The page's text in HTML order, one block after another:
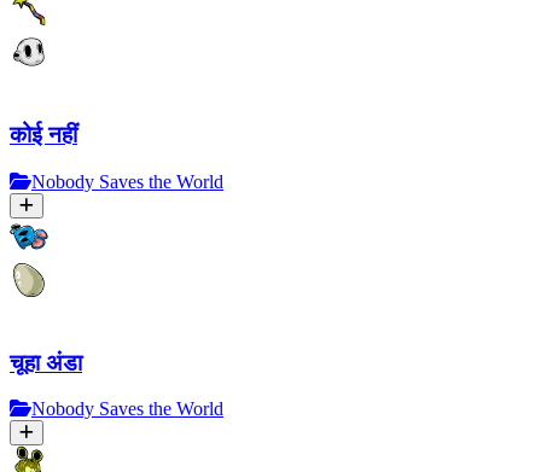
कोई नहीं
Nobody Saves the World
चूहा अंडा
Nobody Saves the World